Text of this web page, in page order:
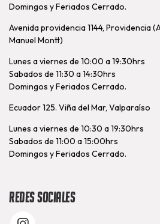
Domingos y Feriados Cerrado.
Avenida providencia 1144, Providencia
Manuel Montt)
Lunes a viernes de 10:00 a 19:30hrs
Sabados de 11:30 a 14:30hrs
Domingos y Feriados Cerrado.
Ecuador 125. Viña del Mar, Valparaíso
Lunes a viernes de 10:30 a 19:30hrs
Sabados de 11:00 a 15:00hrs
Domingos y Feriados Cerrado.
Redes Sociales